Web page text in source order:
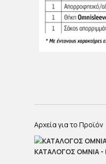
Αρχεία για τo Προϊόν
ΚΑΤΑΛΟΓΟΣ OMNIA